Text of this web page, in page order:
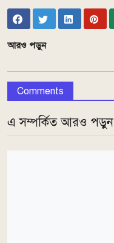
আরও পড়ুন
Comments
এ সম্পর্কিত আরও পড়ুন